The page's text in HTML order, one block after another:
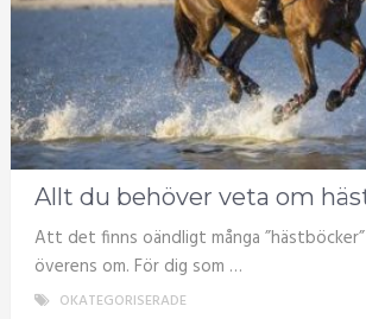
Allt du behöver veta om
Att det finns oändligt många
överens om. För dig som …
OKATEGORISERADE